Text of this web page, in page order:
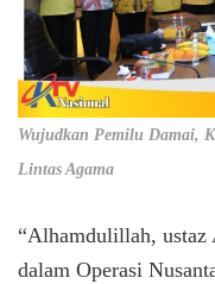
Wujudkan Pemilu Damai,
Lintas Agama
“Alhamdulillah,
dalam Operasi